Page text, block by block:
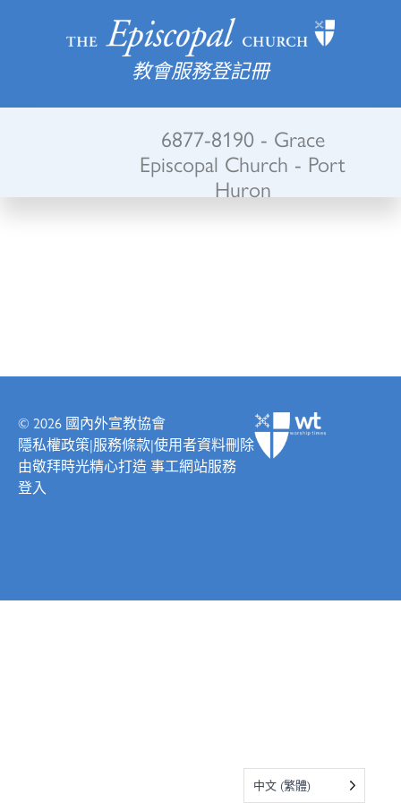
教會服務登記冊
6877-8190 - Grace
Episcopal Church - Port
Huron
© 2026 國內外宣教協會
隱私權政策|服務條款|使用者資料刪除
由敬拜時光精心打造 事工網站服務
登入
中文 (繁體)